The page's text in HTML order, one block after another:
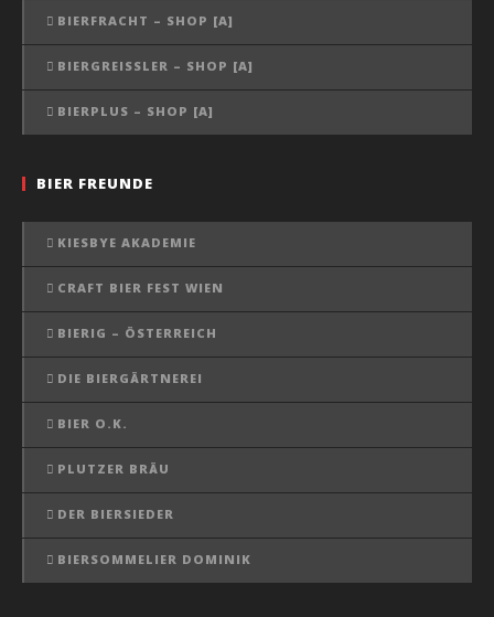
BIERFRACHT – SHOP [A]
BIERGREISSLER – SHOP [A]
BIERPLUS – SHOP [A]
BIER FREUNDE
KIESBYE AKADEMIE
CRAFT BIER FEST WIEN
BIERIG – ÖSTERREICH
DIE BIERGÄRTNEREI
BIER O.K.
PLUTZER BRÄU
DER BIERSIEDER
BIERSOMMELIER DOMINIK